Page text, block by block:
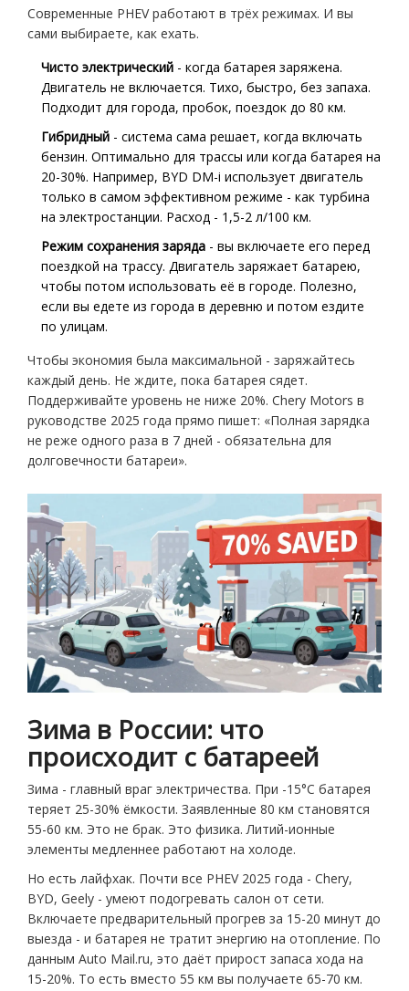
Современные PHEV работают в трёх режимах. И вы
сами выбираете, как ехать.
Чисто электрический - когда батарея заряжена.
Двигатель не включается. Тихо, быстро, без запаха.
Подходит для города, пробок, поездок до 80 км.
Гибридный - система сама решает, когда включать
бензин. Оптимально для трассы или когда батарея на
20-30%. Например, BYD DM-i использует двигатель
только в самом эффективном режиме - как турбина
на электростанции. Расход - 1,5-2 л/100 км.
Режим сохранения заряда - вы включаете его перед
поездкой на трассу. Двигатель заряжает батарею,
чтобы потом использовать её в городе. Полезно,
если вы едете из города в деревню и потом ездите
по улицам.
Чтобы экономия была максимальной - заряжайтесь
каждый день. Не ждите, пока батарея сядет.
Поддерживайте уровень не ниже 20%. Chery Motors в
руководстве 2025 года прямо пишет: «Полная зарядка
не реже одного раза в 7 дней - обязательна для
долговечности батареи».
Зима в России: что
происходит с батареей
Зима - главный враг электричества. При -15°C батарея
теряет 25-30% ёмкости. Заявленные 80 км становятся
55-60 км. Это не брак. Это физика. Литий-ионные
элементы медленнее работают на холоде.
Но есть лайфхак. Почти все PHEV 2025 года - Chery,
BYD, Geely - умеют подогревать салон от сети.
Включаете предварительный прогрев за 15-20 минут до
выезда - и батарея не тратит энергию на отопление. По
данным Auto Mail.ru, это даёт прирост запаса хода на
15-20%. То есть вместо 55 км вы получаете 65-70 км.